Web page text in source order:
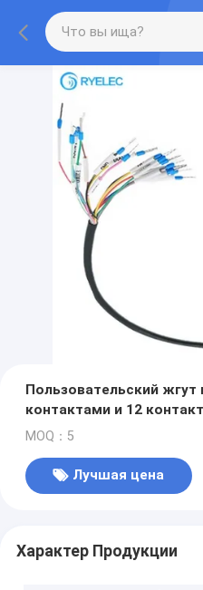
Пользовательский
контактами и 12
300 В 2464 24AWG и
MOQ：5
Лучшая цена
Характер Продукции